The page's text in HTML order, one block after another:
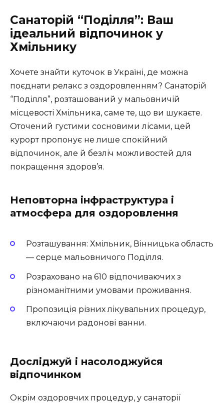
Санаторій “Поділля”: Ваш
ідеальний відпочинок у
Хмільнику
Хочете знайти куточок в Україні, де можна
поєднати релакс з оздоровленням? Санаторій
“Поділля”, розташований у мальовничій
місцевості Хмільника, саме те, що ви шукаєте.
Оточений густими сосновими лісами, цей
курорт пропонує не лише спокійний
відпочинок, але й безліч можливостей для
покращення здоров’я.
Неповторна інфраструктура і
атмосфера для оздоровлення
Розташування: Хмільник, Вінницька область
— серце мальовничого Поділля.
Розраховано на 610 відпочиваючих з
різноманітними умовами проживання.
Пропозиція різних лікувальних процедур,
включаючи радонові ванни.
Досліджуй і насолоджуйся
відпочинком
Окрім оздоровчих процедур, у санаторії